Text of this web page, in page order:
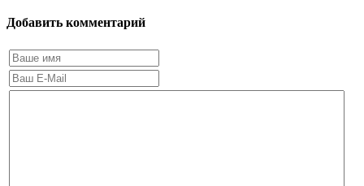
Добавить комментарий